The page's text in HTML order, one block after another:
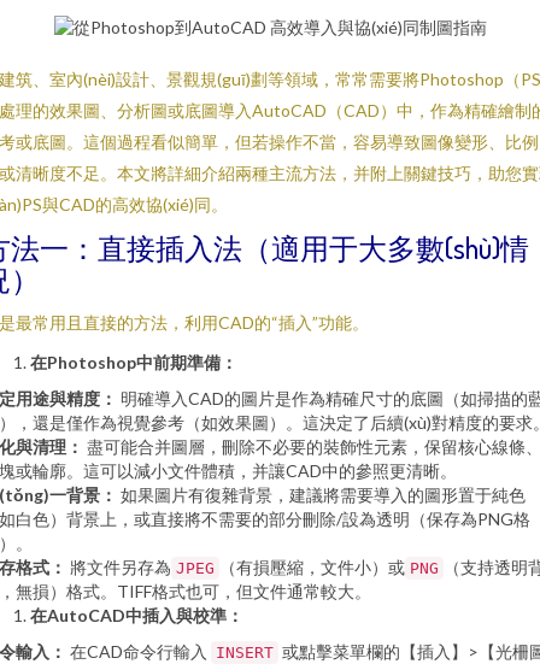
筑、室內(nèi)設計、景觀規(guī)劃等領域，常常需要將Photoshop（
理的效果圖、分析圖或底圖導入AutoCAD（CAD）中，作為精確繪制
或底圖。這個過程看似簡單，但若操作不當，容易導致圖像變形、比
清晰度不足。本文將詳細介紹兩種主流方法，并附上關鍵技巧，助您
與CAD的高效協(xié)同。
法一：直接插入法（適用于大多數(shù)情
最常用且直接的方法，利用CAD的“插入”功能。
在Photoshop中前期準備：
用途與精度： 明確導入CAD的圖片是作為精確尺寸的底圖（如掃描的
，還是僅作為視覺參考（如效果圖）。這決定了后續(xù)對精度的要求
與清理： 盡可能合并圖層，刪除不必要的裝飾性元素，保留核心線條
或輪廓。這可以減小文件體積，并讓CAD中的參照更清晰。
一背景： 如果圖片有復雜背景，建議將需要導入的圖形置于純色
白色）背景上，或直接將不需要的部分刪除/設為透明（保存為PNG格
。
格式： 將文件另存為 JPEG （有損壓縮，文件小）或 PNG
（支持透明
無損）格式。TIFF格式也可，但文件通常較大。
在AutoCAD中插入與校準：
輸入： 在CAD命令行輸入 INSERT 或點擊菜單欄的【插入】>【光柵